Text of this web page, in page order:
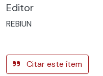
Editor
REBIUN
Citar este ítem